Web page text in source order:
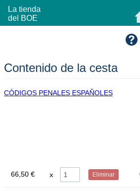
La tienda
del BOE
Contenido de la cesta
CÓDIGOS PENALES ESPAÑOLES
66,50 € Eliminar